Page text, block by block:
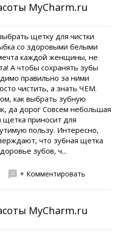
MyCharm.ru
щетку для чистки
со здоровыми белыми
каждой женщины, не
А чтобы сохранять зубы
правильно за ними
чистить, а знать ЧЕМ.
как выбрать зубную
да дорог Совсем небольшая
приносит для
пользу. Интересно,
что зубная щетка
зубов, ч...
+ Комментировать
MyCharm.ru